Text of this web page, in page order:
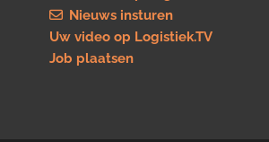
Nieuws insturen
Uw video op Logistiek.TV
Job plaatsen